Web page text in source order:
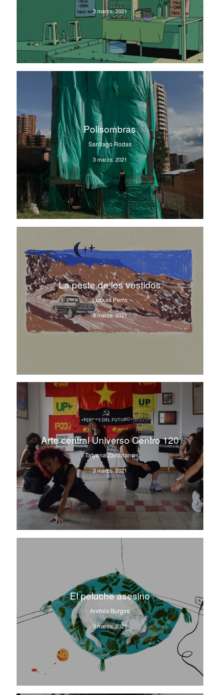
3 marzo, 2021
Polisombras
Santiago Rodas
3 marzo, 2021
La peste de los vestidos
Luckas Perro
3 marzo, 2021
Arte central Universo Centro 120
Tatyana Zambrano
3 marzo, 2021
El peluche asesino
Andrés Burgos
3 marzo, 2021